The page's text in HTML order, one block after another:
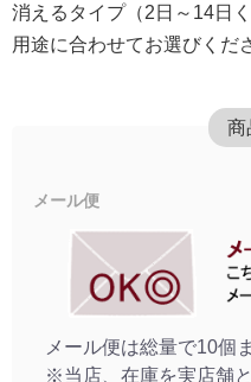
消えるタイプ（2日～14日く
用途に合わせてお選びくだ
商
メール便
メール便は総量で10個
※当店、在庫を実店舗